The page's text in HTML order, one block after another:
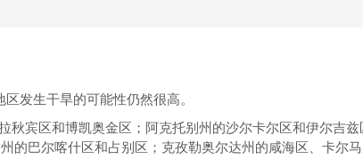
发生干旱的可能性仍然很高。
宾区和博凯奥金区；阿克托别州的沙尔卡尔区和伊尔吉
的巴尔喀什区和占别区；克孜勒奥尔达州的咸海区、卡尔